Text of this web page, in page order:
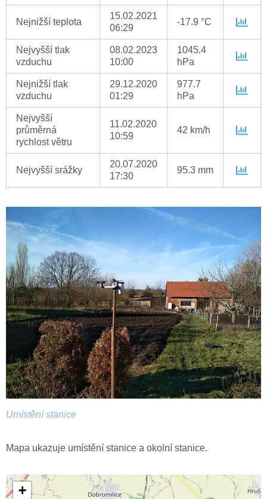
Nejnižší teplota
15.02.2021
06:29
-17.9 °C
Nejvyšší tlak
vzduchu
08.02.2023
10:00
1045.4
hPa
Nejnižší tlak
vzduchu
29.12.2020
01:29
977.7
hPa
Nejvyšší
průměrná
rychlost větru
11.02.2020
10:59
42 km/h
Nejvyšší srážky
20.07.2020
17:30
95.3 mm
Umístění stanice
Mapa ukazuje umístění stanice a okolní stanice.
+